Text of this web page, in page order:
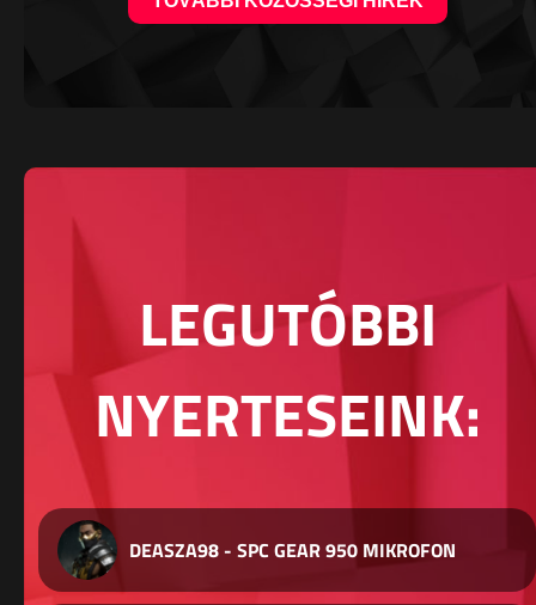
LEGUTÓBBI
NYERTESEINK:
DEASZA98 - SPC GEAR 950 MIKROFON